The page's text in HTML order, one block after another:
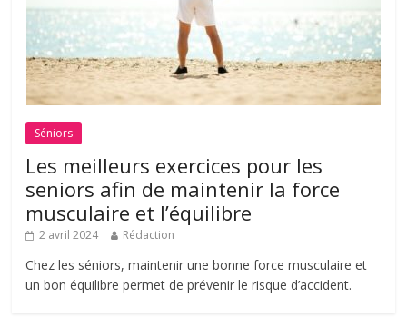
Séniors
Les meilleurs exercices pour les
seniors afin de maintenir la force
musculaire et l’équilibre
2 avril 2024 Rédaction
Chez les séniors, maintenir une bonne force musculaire et
un bon équilibre permet de prévenir le risque d’accident.